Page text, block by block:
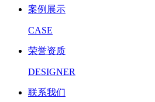
案例展示
CASE
荣誉资质
DESIGNER
联系我们